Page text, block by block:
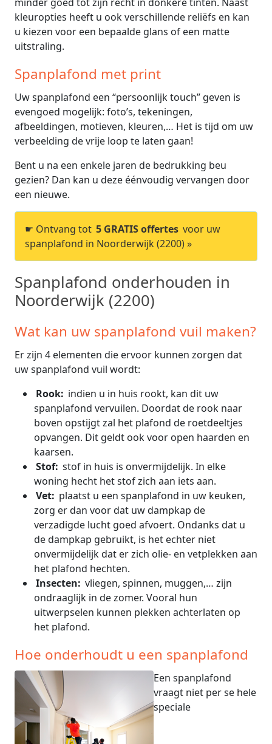
kleuropties heeft u ook verschillende reliëfs en kan
u kiezen voor een bepaalde glans of een matte
uitstraling.
Spanplafond met print
Uw spanplafond een “persoonlijk touch” geven is
evengoed mogelijk: foto’s, tekeningen,
afbeeldingen, motieven, kleuren,… Het is tijd om uw
verbeelding de vrije loop te laten gaan!
Bent u na een enkele jaren de bedrukking beu
gezien? Dan kan u deze éénvoudig vervangen door
een nieuwe.
☛ Ontvang tot 5 GRATIS offertes voor uw
spanplafond in Noorderwijk (2200) »
Spanplafond onderhouden in
Noorderwijk (2200)
Wat kan uw spanplafond vuil maken?
Er zijn 4 elementen die ervoor kunnen zorgen dat
uw spanplafond vuil wordt:
Rook: indien u in huis rookt, kan dit uw
spanplafond vervuilen. Doordat de rook naar
boven opstijgt zal het plafond de roetdeeltjes
opvangen. Dit geldt ook voor open haarden en
kaarsen.
Stof: stof in huis is onvermijdelijk. In elke
woning hecht het stof zich aan iets aan.
Vet: plaatst u een spanplafond in uw keuken,
zorg er dan voor dat uw dampkap de
verzadigde lucht goed afvoert. Ondanks dat u
de dampkap gebruikt, is het echter niet
onvermijdelijk dat er zich olie- en vetplekken aan
het plafond hechten.
Insecten: vliegen, spinnen, muggen,… zijn
ondraaglijk in de zomer. Vooral hun
uitwerpselen kunnen plekken achterlaten op
het plafond.
Hoe onderhoudt u een spanplafond
Een spanplafond
vraagt niet per se hele
speciale